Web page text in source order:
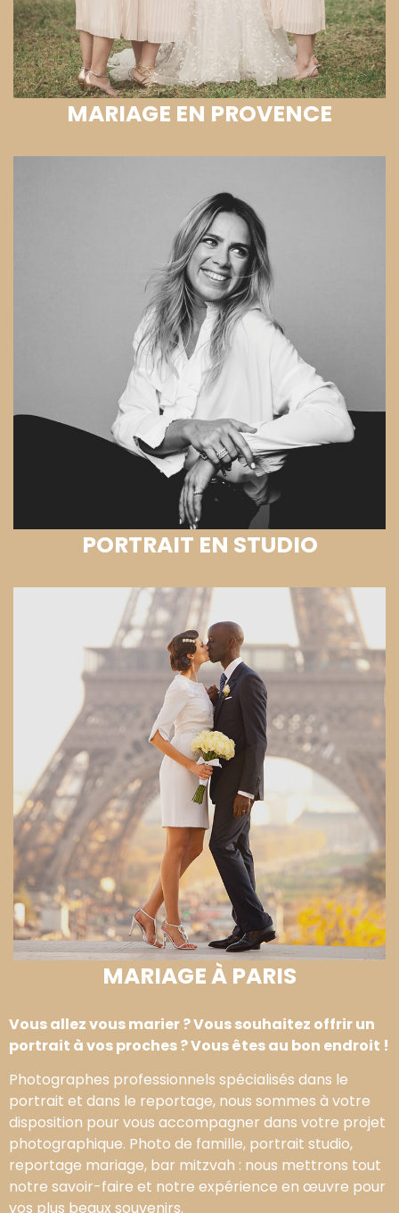
MARIAGE EN PROVENCE
PORTRAIT EN STUDIO
MARIAGE À PARIS
Vous allez vous marier ? Vous souhaitez offrir un
portrait à vos proches ? Vous êtes au bon endroit !
Photographes professionnels spécialisés dans le
portrait et dans le reportage, nous sommes à votre
disposition pour vous accompagner dans votre projet
photographique. Photo de famille, portrait studio,
reportage mariage, bar mitzvah : nous mettrons tout
notre savoir-faire et notre expérience en œuvre pour
vos plus beaux souvenirs.